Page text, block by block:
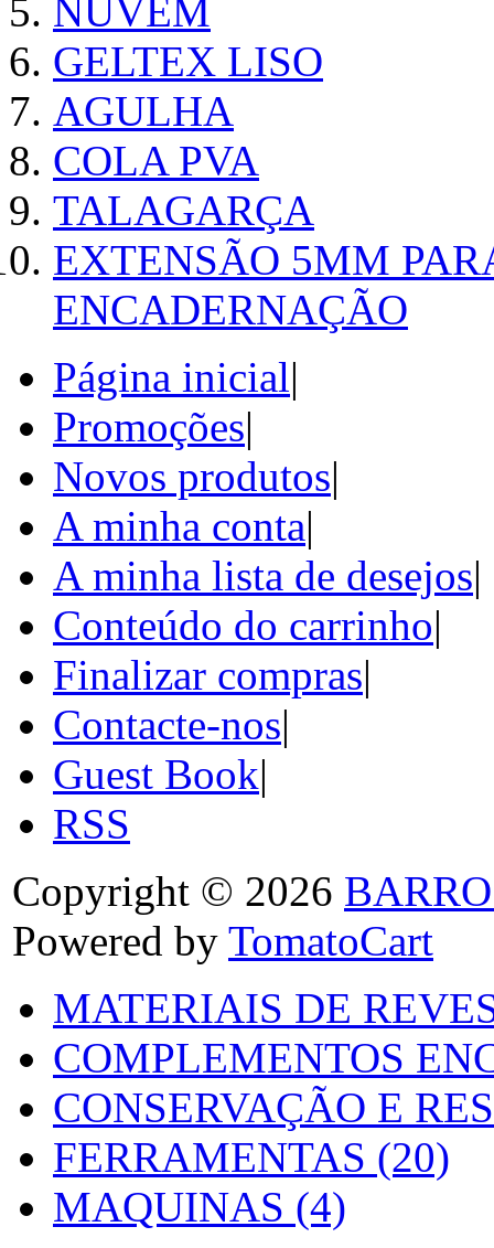
NUVEM
GELTEX LISO
AGULHA
COLA PVA
TALAGARÇA
EXTENSÃO 5MM
ENCADERNAÇÃO
Página inicial|
Promoções|
Novos produtos|
A minha conta|
A minha lista de desejos|
Conteúdo do carrinho|
Finalizar compras|
Contacte-nos|
Guest Book|
RSS
Copyright © 2026
Powered by TomatoCart
MATERIAIS DE
COMPLEMENTOS
CONSERVAÇÃO E
FERRAMENTAS (20)
MAQUINAS (4)